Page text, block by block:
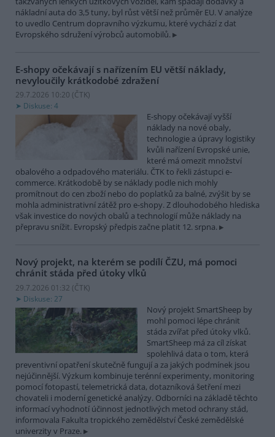
nákladní auta do 3,5 tuny, byl růst větší než průměr EU. V analýze
to uvedlo Centrum dopravního výzkumu, které vychází z dat
Evropského sdružení výrobců automobilů.
E-shopy očekávají s nařízením EU větší náklady,
nevyloučily krátkodobé zdražení
29.7.2026 10:20 (ČTK)
Diskuse: 4
E-shopy očekávají vyšší
náklady na nové obaly,
technologie a úpravy logistiky
kvůli nařízení Evropské unie,
které má omezit množství
obalového a odpadového materiálu. ČTK to řekli zástupci e-
commerce. Krátkodobě by se náklady podle nich mohly
promítnout do cen zboží nebo do poplatků za balné, zvýšit by se
mohla administrativní zátěž pro e-shopy. Z dlouhodobého hlediska
však investice do nových obalů a technologií může náklady na
přepravu snížit. Evropský předpis začne platit 12. srpna.
Nový projekt, na kterém se podílí ČZU, má pomoci
chránit stáda před útoky vlků
29.7.2026 01:32 (ČTK)
Diskuse: 27
Nový projekt SmartSheep by
mohl pomoci lépe chránit
stáda zvířat před útoky vlků.
SmartSheep má za cíl získat
spolehlivá data o tom, která
preventivní opatření skutečně fungují a za jakých podmínek jsou
nejúčinnější. Výzkum kombinuje terénní experimenty, monitoring
pomocí fotopastí, telemetrická data, dotazníková šetření mezi
chovateli i moderní genetické analýzy. Odborníci na základě těchto
informací vyhodnotí účinnost jednotlivých metod ochrany stád,
informovala Fakulta tropického zemědělství České zemědělské
univerzity v Praze.